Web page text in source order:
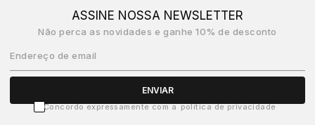
ASSINE NOSSA NEWSLETTER
Não perca as novidades e ganhe 10% de desconto
Endereço de email
ENVIAR
Concordo expressamente com a política de privacidade